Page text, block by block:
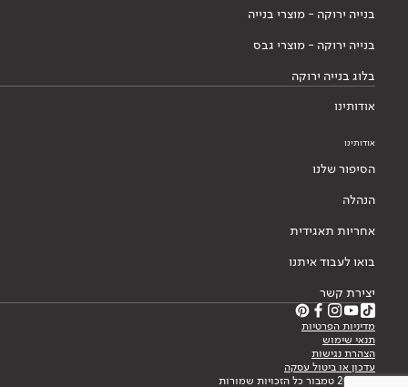
בנייה ירוקה - מוצרי בנייה
בנייה ירוקה - מוצרי גבס
בלוג בנייה ירוקה
אודותינו
אודותינו
הסיפור שלנו
הנהלה
אחריות תאגידית
בואו לעבוד איתנו
יצירת קשר
מדיניות הפרטיות
תנאי שימוש
הצהרת נגישות
עדכון או ביטול עסקה
© 2026 טמבור כל הזכויות שמורות